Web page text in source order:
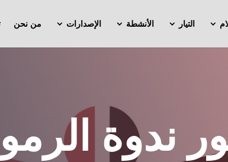
التيار الأنشطة الإصدارات من نحن
ندوة